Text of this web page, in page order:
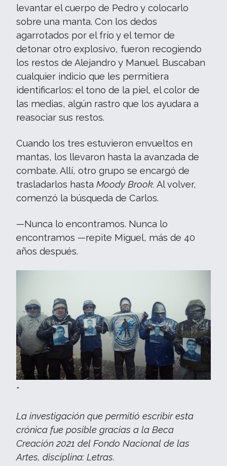
levantar el cuerpo de Pedro y colocarlo
sobre una manta. Con los dedos
agarrotados por el frío y el temor de
detonar otro explosivo, fueron recogiendo
los restos de Alejandro y Manuel. Buscaban
cualquier indicio que les permitiera
identificarlos: el tono de la piel, el color de
las medias, algún rastro que los ayudara a
reasociar sus restos.
Cuando los tres estuvieron envueltos en
mantas, los llevaron hasta la avanzada de
combate. Allí, otro grupo se encargó de
trasladarlos hasta Moody Brook. Al volver,
comenzó la búsqueda de Carlos.
—Nunca lo encontramos. Nunca lo
encontramos —repite Miguel, más de 40
años después.
*
La investigación que permitió escribir esta
crónica fue posible gracias a la Beca
Creación 2021 del Fondo Nacional de las
Artes, disciplina: Letras.